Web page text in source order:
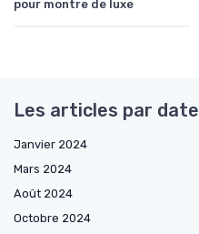
pour montre de luxe
Les articles par date
Janvier 2024
Mars 2024
Août 2024
Octobre 2024